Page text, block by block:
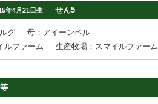
年4月21日生 せん5
グ
母：アイーンベル
ルファーム
生産牧場：スマイルファーム